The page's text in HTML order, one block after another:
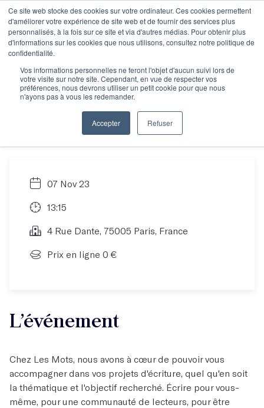
Ce site web stocke des cookies sur votre ordinateur. Ces cookies permettent
d'améliorer votre expérience de site web et de fournir des services plus
personnalisés, à la fois sur ce site et via d'autres médias. Pour obtenir plus
d'informations sur les cookies que nous utilisons, consultez notre politique de
confidentialité.
Vos informations personnelles ne feront l'objet d'aucun suivi lors de
votre visite sur notre site. Cependant, en vue de respecter vos
préférences, nous devrons utiliser un petit cookie pour que nous
n'ayons pas à vous les redemander.
Accepter Refuser
Objectif manuscrit :
Comment écrire son
roman en 12 mois ?
07 Nov 23
13:15
4 Rue Dante, 75005 Paris, France
Prix en ligne 0 €
L’événement
Chez Les Mots, nous avons à cœur de pouvoir vous
accompagner dans vos projets d'écriture, quel qu'en soit
la thématique et l'objectif recherché. Écrire pour vous-
même, pour une communauté de lecteurs, pour être